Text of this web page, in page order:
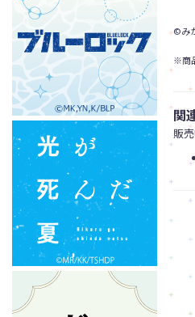
©み
※商
関
販